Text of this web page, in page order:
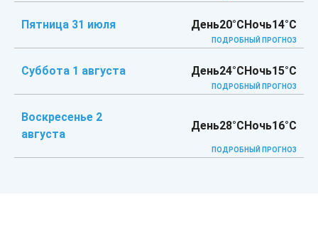
Пятница 31 июля День20°CНочь14°C
ПОДРОБНЫЙ ПРОГНОЗ
Суббота 1 августа День24°CНочь15°C
ПОДРОБНЫЙ ПРОГНОЗ
Воскресенье 2
августа
День28°CНочь16°C
ПОДРОБНЫЙ ПРОГНОЗ